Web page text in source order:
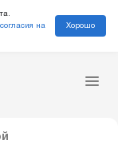
на
Хорошо